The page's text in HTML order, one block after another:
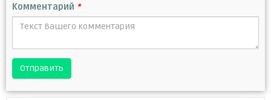
Комментарий *
Отправить